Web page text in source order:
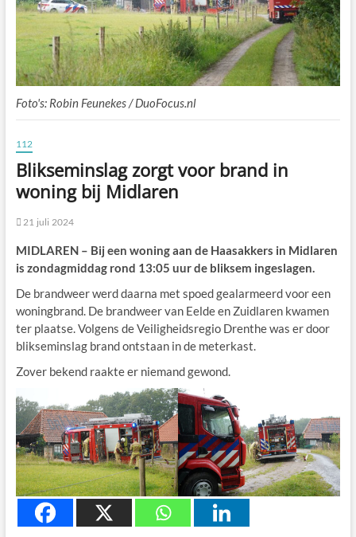
Foto's: Robin Feunekes / DuoFocus.nl
112
Blikseminslag zorgt voor brand in
woning bij Midlaren
21 juli 2024
MIDLAREN – Bij een woning aan de Haasakkers in Midlaren
is zondagmiddag rond 13:05 uur de bliksem ingeslagen.
De brandweer werd daarna met spoed gealarmeerd voor een
woningbrand. De brandweer van Eelde en Zuidlaren kwamen
ter plaatse. Volgens de Veiligheidsregio Drenthe was er door
blikseminslag brand ontstaan in de meterkast.
Zover bekend raakte er niemand gewond.